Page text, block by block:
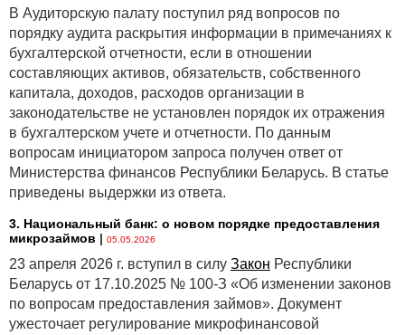
В Аудиторскую палату поступил ряд вопросов по
порядку аудита раскрытия информации в примечаниях к
бухгалтерской отчетности, если в отношении
составляющих активов, обязательств, собственного
капитала, доходов, расходов организации в
законодательстве не установлен порядок их отражения
в бухгалтерском учете и отчетности. По данным
вопросам инициатором запроса получен ответ от
Министерства финансов Республики Беларусь. В статье
приведены выдержки из ответа.
3. Национальный банк: о новом порядке предоставления
микрозаймов | 05.05.2026
23 апреля 2026 г. вступил в силу Закон Республики
Беларусь от 17.10.2025 № 100-З «Об изменении законов
по вопросам предоставления займов». Документ
ужесточает регулирование микрофинансовой